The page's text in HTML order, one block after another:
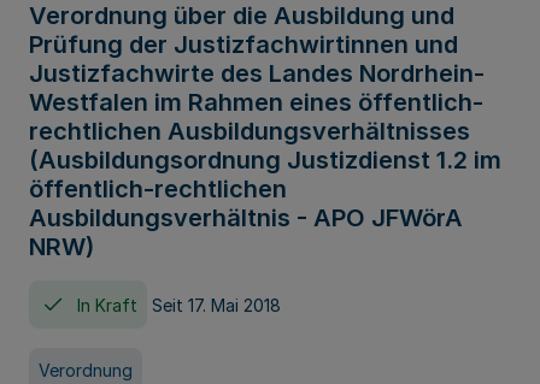
Verordnung über die Ausbildung und
Prüfung der Justizfachwirtinnen und
Justizfachwirte des Landes Nordrhein-
Westfalen im Rahmen eines öffentlich-
rechtlichen Ausbildungsverhältnisses
(Ausbildungsordnung Justizdienst 1.2 im
öffentlich-rechtlichen
Ausbildungsverhältnis - APO JFWörA
NRW)
In Kraft Seit 17. Mai 2018
Verordnung